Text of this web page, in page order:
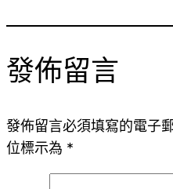
發佈留言
發佈留言必須填寫的電子
位標示為 *